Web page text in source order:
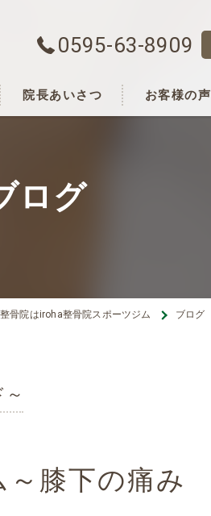
0595-63-8909
院長あいさつ お客様の声
ログ
骨院はiroha整骨院スポーツジム ブログ
～膝下の痛み